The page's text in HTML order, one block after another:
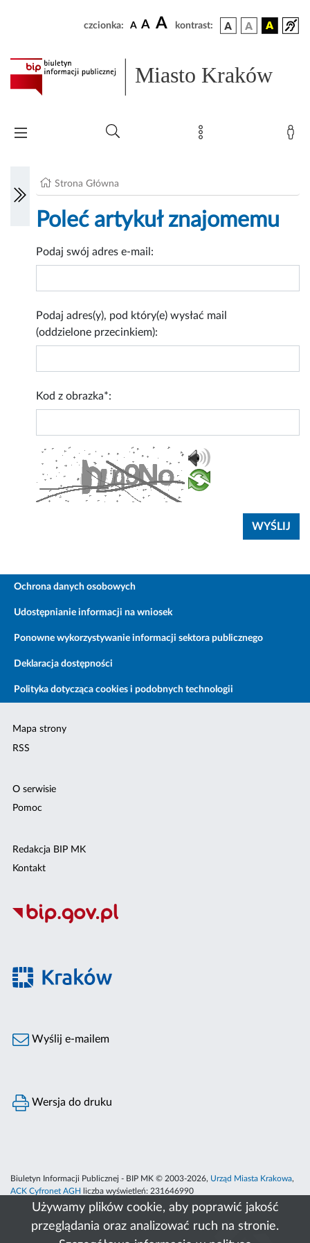
Używamy plików cookie, aby poprawić jakość
przeglądania oraz analizować ruch na stronie.
czcionka: A A A kontrast:
Miasto Kraków
Strona Główna
Poleć artykuł znajomemu
Podaj swój adres e-mail:
Podaj adres(y), pod który(e) wysłać mail
(oddzielone przecinkiem):
Kod z obrazka*:
Ochrona danych osobowych
Udostępnianie informacji na wniosek
Ponowne wykorzystywanie informacji sektora publicznego
Deklaracja dostępności
Polityka dotycząca cookies i podobnych technologii
Mapa strony
RSS
O serwisie
Pomoc
Redakcja BIP MK
Kontakt
Wyślij e-mailem
Wersja do druku
Biuletyn Informacji Publicznej - BIP MK © 2003-2026, Urząd Miasta Krakowa,
ACK Cyfronet AGH
liczba wyświetleń: 231646990